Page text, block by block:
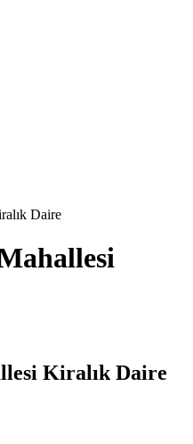
Daire
Kiralık Daire